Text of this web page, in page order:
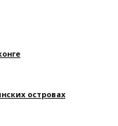
островах